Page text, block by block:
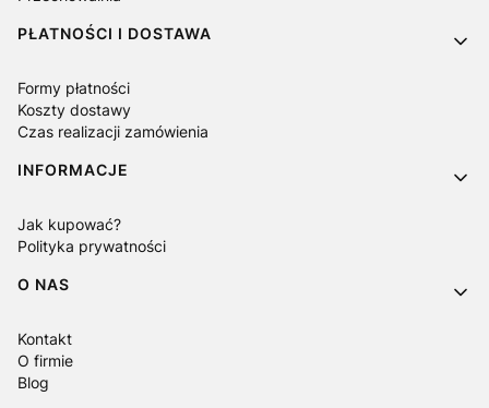
PŁATNOŚCI I DOSTAWA
Formy płatności
Koszty dostawy
Czas realizacji zamówienia
INFORMACJE
Jak kupować?
Polityka prywatności
O NAS
Kontakt
O firmie
Blog